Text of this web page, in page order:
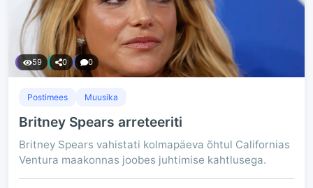
59 0 0
Postimees Muusika
Britney Spears arreteeriti
Britney Spears vahistati kolmapäeva õhtul Californias
Ventura maakonnas joobes juhtimise kahtlusega.